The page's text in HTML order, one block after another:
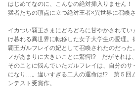
はじめてなのに、こんなの絶対挿入りません！
猛者たちの頂点に立つ絶対王者×異世界に召喚
イカつい覇王さまにどろどろに甘やかされて
け暮れる異世界に転移した女子大学生の愛理
覇王ガルフレイの妃として召喚されたのだっ
ノがあまりに大きいことに驚愕!? だがそれは
そのことに悩んでいたガルフレイは、自分の
になり…。違いすぎる二人の運命は!? 第５回
ンテスト受賞作。